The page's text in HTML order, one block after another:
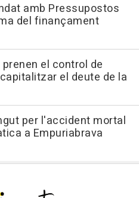
amb Pressupostos
del finançament
el control de
el deute de la
per l'accident mortal
a Empuriabrava